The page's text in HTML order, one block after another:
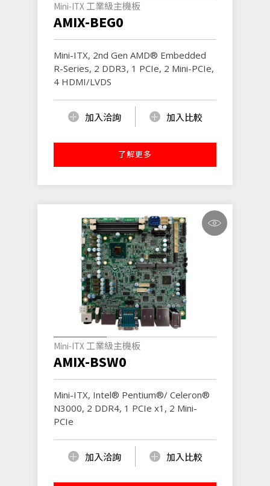
Mini-ITX 工業級主機板
AMIX-BEG0
Mini-ITX, 2nd Gen AMD® Embedded
R-Series, 2 DDR3, 1 PCIe, 2 Mini-PCIe,
4 HDMI/LVDS
加入洽詢 加入比較
了解更多
Mini-ITX 工業級主機板
AMIX-BSW0
Mini-ITX, Intel® Pentium®/ Celeron®
N3000, 2 DDR4, 1 PCIe x1, 2 Mini-
PCIe
加入洽詢 加入比較